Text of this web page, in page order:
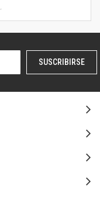
SUSCRIBIRSE